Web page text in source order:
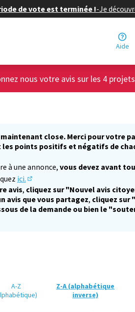
de vote est terminée !-Je
Aide
nous votre avis sur les 4
close. Merci pour votre
les points positifs et négatifs de
à une annonce,vous devez avant
ici.
(S'ouvre dans un nouvel onglet)
avis, cliquez sur "Nouvel avis
avis que vous partagez, cliquez sur
de la demande ou bien le
A-Z
Z-A (alphabétique
inverse)